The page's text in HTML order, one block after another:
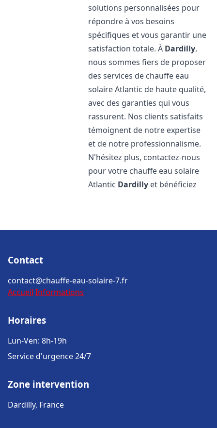
solutions personnalisées pour
répondre à vos besoins
spécifiques et vous garantir une
satisfaction totale. À Dardilly,
nous sommes fiers de proposer
des services de chauffe eau
solaire Atlantic de haute qualité,
avec des garanties qui vous
rassurent. Nos clients satisfaits
témoignent de notre expertise
et de notre professionnalisme.
N'hésitez plus, contactez-nous
pour votre chauffe eau solaire
Atlantic Dardilly et bénéficiez
Contact
contact@chauffe-eau-solaire-7.fr
Accueil Informations
Horaires
Lun-Ven: 8h-19h
Service d'urgence 24/7
Zone intervention
Dardilly, France